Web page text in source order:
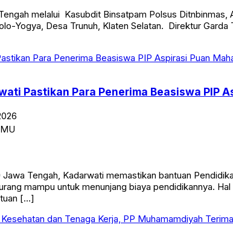
melalui Kasubdit Binsatpam Polsus
Yogya, Desa Trunuh, Klaten Selatan. Direktur
Pastikan Para Penerima Beasiswa PIP
Tengah, Kadarwati memastikan bantuan
mampu untuk menunjang biaya pendidikannya.
[…]